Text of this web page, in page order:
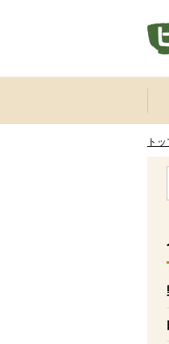
ここからサイト内共通メニュー
サイト内共通メニューをスキッ
ト
こ
消
こ